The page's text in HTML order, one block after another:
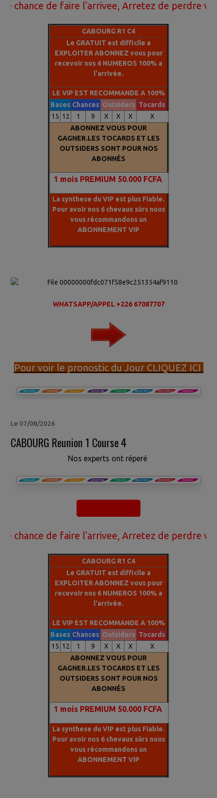
GAGNANTS
de faire l'arrivee, Arretez de perdre votre
CABOURG R1 C4
Le GRATUIT est difficile a
EXPLOITER ABONNEZ vous pour
recevoir nos 6 NUMEROS 100% a
l'arrivée.
LE VIP EST RECOMMANDE A 100%
Bases Chances Outsiders Tocards
15 12 1 9 X X X
X
ABONNEZ VOUS POUR
GAGNER.LES TOCARDS ET LES
OUTSIDERS SONT POUR NOS
ABONNÉS
1 mois PREMIUM 50.000 FCFA
La synthese du VIP est plus Fiable.
Pour avoir nos 6 chevaux sûrs nous
vous récommandons un
ABONNEMENT VIP
WHATSAPP/APPEL +226 67087707
Pour voir le pronostic du Jour CLIQUEZ ICI
Le 07/08/2026
CABOURG Reunion 1 Course 4
Nos experts ont réperé
de faire l'arrivee, Arretez de perdre votre
CABOURG R1 C4
Le GRATUIT est difficile a
EXPLOITER ABONNEZ vous pour
recevoir nos 6 NUMEROS 100% a
l'arrivée.
LE VIP EST RECOMMANDE A 100%
Bases Chances Outsiders Tocards
15 12 1 9 X X X
X
ABONNEZ VOUS POUR
GAGNER.LES TOCARDS ET LES
OUTSIDERS SONT POUR NOS
ABONNÉS
1 mois PREMIUM 50.000 FCFA
La synthese du VIP est plus Fiable.
Pour avoir nos 6 chevaux sûrs nous
vous récommandons un
ABONNEMENT VIP